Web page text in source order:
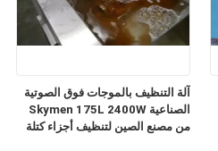
آلة التنظيف بالموجات فوق الصوتية
الصناعية Skymen 175L 2400W
من مصنع الصين لتنظيف أجزاء كتلة